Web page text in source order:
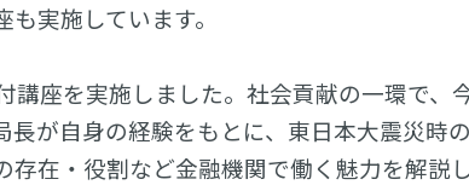
実施しています。
座を実施しました。社会貢献の一環で、
が自身の経験をもとに、東日本大震災時
在・役割など金融機関で働く魅力を解説